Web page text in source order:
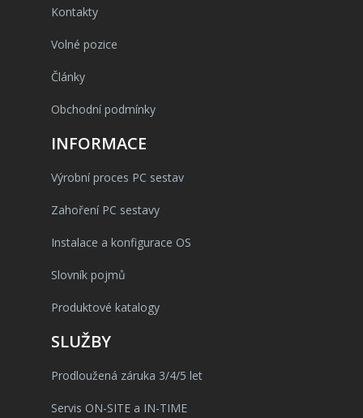
Kontakty
Volné pozice
Články
Obchodní podmínky
INFORMACE
Výrobní proces PC sestav
Zahoření PC sestavy
Instalace a konfigurace OS
Slovník pojmů
Produktové katalogy
SLUŽBY
Prodloužená záruka 3/4/5 let
Servis ON-SITE a IN-TIME